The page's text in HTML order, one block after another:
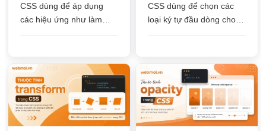
CSS dùng để áp dụng
các hiệu ứng như làm
CSS dùng để chọn các
loại ký tự đầu dòng cho